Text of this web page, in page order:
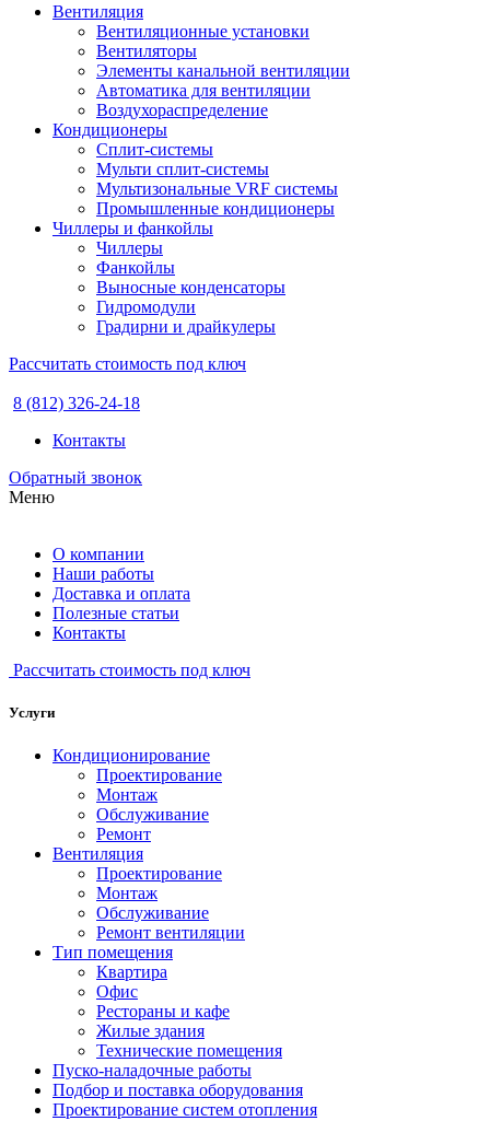
Вентиляция
Вентиляционные установки
Вентиляторы
Элементы канальной вентиляции
Автоматика для вентиляции
Воздухораспределение
Кондиционеры
Сплит-системы
Мульти сплит-системы
Мультизональные VRF системы
Промышленные кондиционеры
Чиллеры и фанкойлы
Чиллеры
Фанкойлы
Выносные конденсаторы
Гидромодули
Градирни и драйкулеры
Рассчитать стоимость под ключ
8 (812) 326-24-18
Контакты
Обратный звонок
Меню
О компании
Наши работы
Доставка и оплата
Полезные статьи
Контакты
Рассчитать стоимость под ключ
Услуги
Кондиционирование
Проектирование
Монтаж
Обслуживание
Ремонт
Вентиляция
Проектирование
Монтаж
Обслуживание
Ремонт вентиляции
Тип помещения
Квартира
Офис
Рестораны и кафе
Жилые здания
Технические помещения
Пуско-наладочные работы
Подбор и поставка оборудования
Проектирование систем отопления